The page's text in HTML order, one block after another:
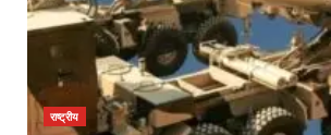
राष्ट्रीय